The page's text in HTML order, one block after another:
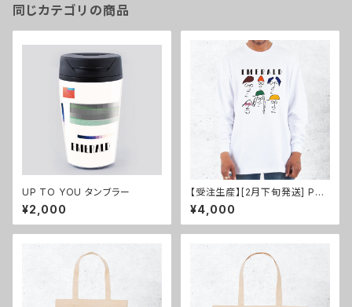
同じカテゴリの商品
UP TO YOU タンブラー
¥2,000
【受注生産】[2月下旬発送] Port
rait Heavyweight Long Sle
eve
¥4,000